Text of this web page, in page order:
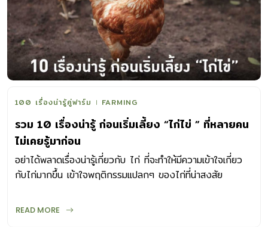
100 เรื่องน่ารู้คู่ฟาร์ม FARMING
รวม 10 เรื่องน่ารู้ ก่อนเริ่มเลี้ยง “ไก่ไข่ ” ที่หลายคน
ไม่เคยรู้มาก่อน
อย่าได้พลาดเรื่องน่ารู้เกี่ยวกับ ไก่ ที่จะทำให้มีความเข้าใจเกี่ยว
กับไก่มากขึ้น เข้าใจพฤติกรรมแปลกๆ ของไก่ที่น่าสงสัย
READ MORE